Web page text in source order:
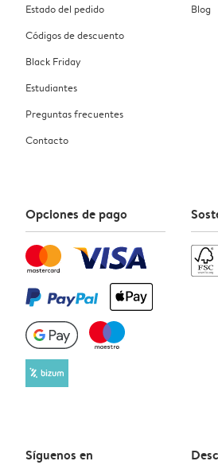
Estado del pedido
Códigos de descuento
Black Friday
Estudiantes
Preguntas frecuentes
Contacto
Blog
Opciones de pago
Síguenos en